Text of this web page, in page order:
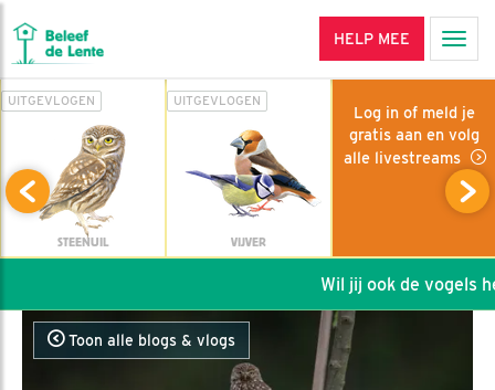
HELP MEE
UITGEVLOGEN
STEENUIL
UITGEVLOGEN
VIJVER
Log in of meld je
gratis aan en volg
alle livestreams
Wil jij ook de vogels
Toon alle blogs & vlogs